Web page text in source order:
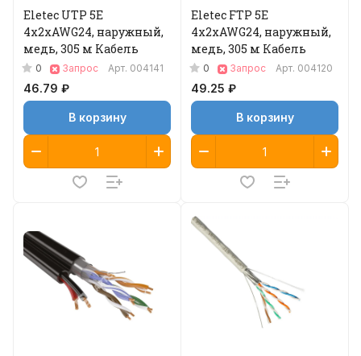
Eletec UTP 5E
4x2xAWG24, наружный,
медь, 305 м Кабель
0 Запрос Арт. 004141
46.79 ₽
В корзину
Eletec FTP 5E
4x2xAWG24, наружный,
медь, 305 м Кабель
0 Запрос Арт. 004120
49.25 ₽
В корзину